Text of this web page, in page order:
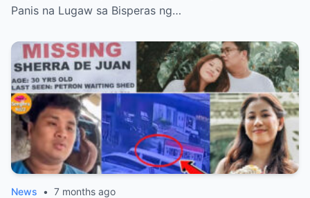
Panis na Lugaw sa Bisperas ng…
News • 7 months ago